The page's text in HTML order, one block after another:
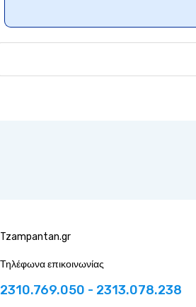
Tzampantan.gr
Τηλέφωνα επικοινωνίας
2310.769.050 - 2313.078.238